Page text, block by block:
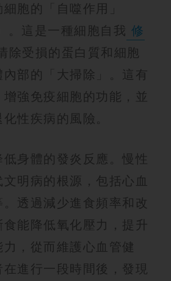
胞的「自噬作用」
。這是一種細胞自我 修
除受損的蛋白質和細胞
部的「大掃除」。這有
強免疫細胞的功能，並
性疾病的風險。
身體的發炎反應。慢性
明病的根源，包括心血
透過減少進食頻率和改
能降低氧化壓力，提升
，從而維護心血管健
進行一段時間後，發現